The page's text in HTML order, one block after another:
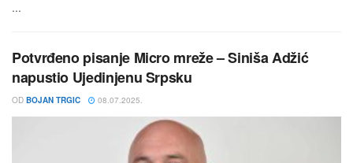
...
Potvrđeno pisanje Micro mreže – Siniša Adžić
napustio Ujedinjenu Srpsku
OD BOJAN TRGIC 08.07.2025.